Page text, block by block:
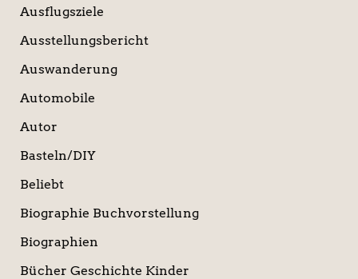
Ausflugsziele
Ausstellungsbericht
Auswanderung
Automobile
Autor
Basteln/DIY
Beliebt
Biographie Buchvorstellung
Biographien
Bücher Geschichte Kinder